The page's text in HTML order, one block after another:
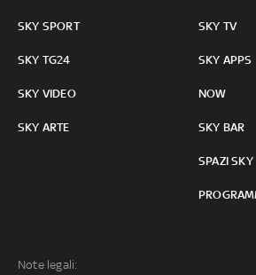
SKY SPORT
SKY TG24
SKY VIDEO
SKY ARTE
SKY TV
SKY APPS
NOW
SKY BAR
SPAZI SKY
Note legali: